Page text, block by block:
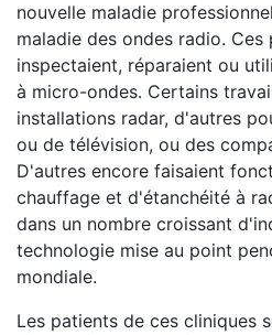
nouvelle maladie
maladie des ondes radio.
inspectaient, réparaient ou
à micro-ondes. Certains
installations radar, d'autres
ou de télévision, ou des
D'autres encore faisaient
chauffage et d'étanchéité à
dans un nombre croissant
technologie mise au point
mondiale.
Les patients de ces cliniques